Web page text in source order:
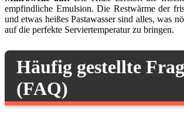
empfindliche Emulsion. Die Restwärme der
und etwas heißes Pastawasser sind alles, was
auf die perfekte Serviertemperatur zu bringen.
Häufig gestellte
(FAQ)